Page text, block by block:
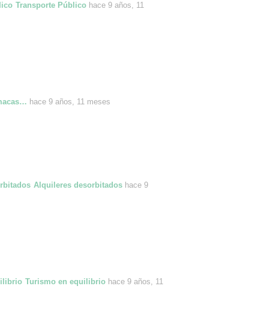
Transporte Público hace 9 años, 11
hace 9 años, 11 meses
Alquileres desorbitados hace 9
Turismo en equilibrio hace 9 años, 11